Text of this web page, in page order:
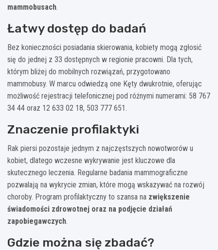
mammobusach.
Łatwy dostęp do badań
Bez konieczności posiadania skierowania, kobiety mogą zgłosić
się do jednej z 33 dostępnych w regionie pracowni. Dla tych,
którym bliżej do mobilnych rozwiązań, przygotowano
mammobusy. W marcu odwiedzą one Kęty dwukrotnie, oferując
możliwość rejestracji telefonicznej pod różnymi numerami: 58 767
34 44 oraz 12 633 02 18, 503 777 651.
Znaczenie profilaktyki
Rak piersi pozostaje jednym z najczęstszych nowotworów u
kobiet, dlatego wczesne wykrywanie jest kluczowe dla
skutecznego leczenia. Regularne badania mammograficzne
pozwalają na wykrycie zmian, które mogą wskazywać na rozwój
choroby. Program profilaktyczny to szansa na zwiększenie
świadomości zdrowotnej oraz na podjęcie działań
zapobiegawczych.
Gdzie można się zbadać?